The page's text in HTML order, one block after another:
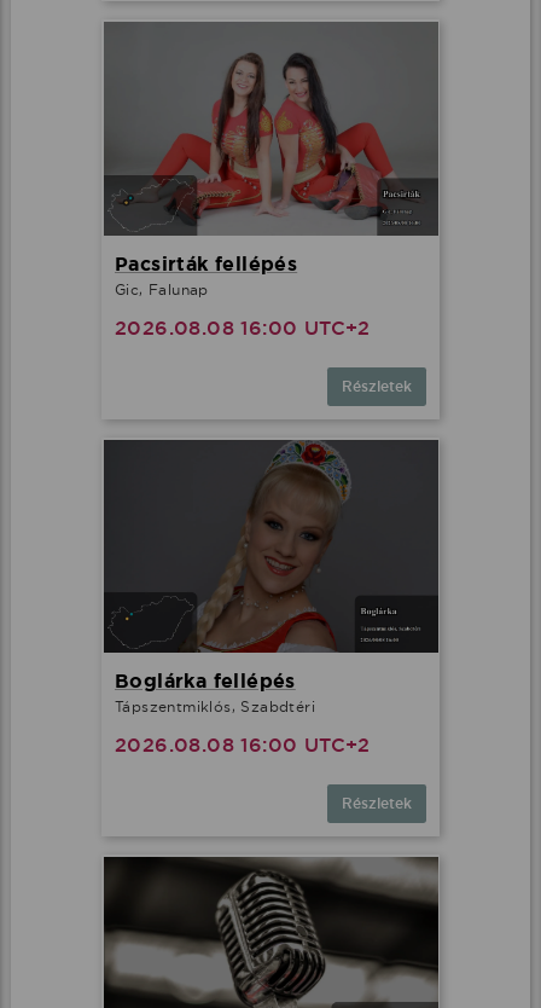
Pacsirták fellépés
Gic, Falunap
2026.08.08 16:00 UTC+2
Részletek
Boglárka fellépés
Tápszentmiklós, Szabdtéri
2026.08.08 16:00 UTC+2
Részletek